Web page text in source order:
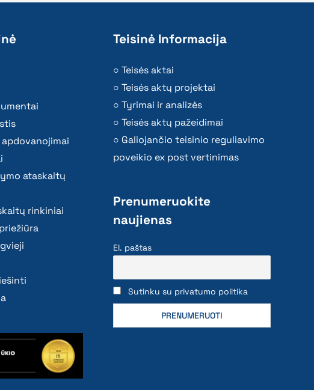
ataskaitų
rinkiniai
Teisinė Informacija
Teisės aktai
Teisės aktų projektai
Tyrimai ir analizės
Teisės aktų pažeidimai
Galiojančio teisinio reguliavimo
poveikio ex post vertinimas
Prenumeruokite
naujienas
El. paštas
Sutinku su privatumo politika